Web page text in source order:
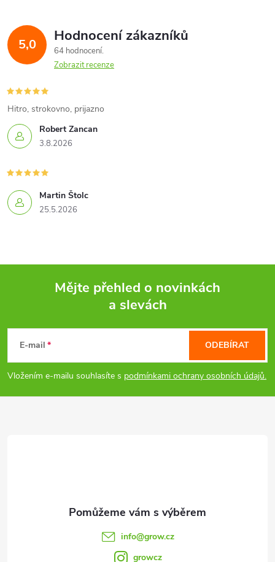
5,0 Hodnocení zákazníků
64 hodnocení
Zobrazit recenze
Robert Zancan
3.8.2026
Hitro, strokovno, prijazno
Martin Štolc
25.5.2026
p
a
Mějte přehled o novinkách
a slevách
E-mail
Vložením e-mailu souhlasíte s podmínkami ochrany osobních údajů.
ODEBÍRAT
info@grow.cz
growcz